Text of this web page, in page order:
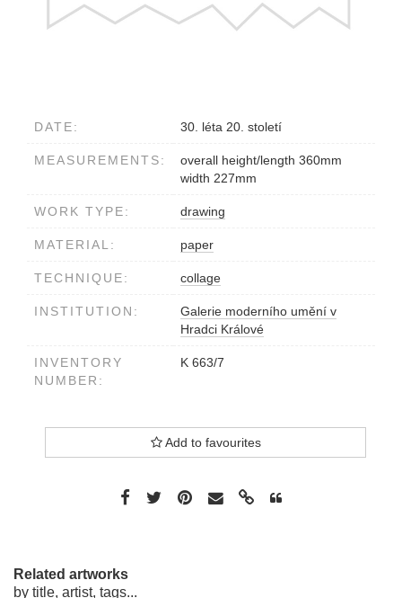
DATE: 30. léta 20. století
MEASUREMENTS:
overall height/length 360mm
width 227mm
WORK TYPE: drawing
MATERIAL: paper
TECHNIQUE: collage
INSTITUTION:
Galerie moderního umění v
Hradci Králové
INVENTORY
NUMBER:
K 663/7
Add to favourites
Related artworks
by title, artist, tags...